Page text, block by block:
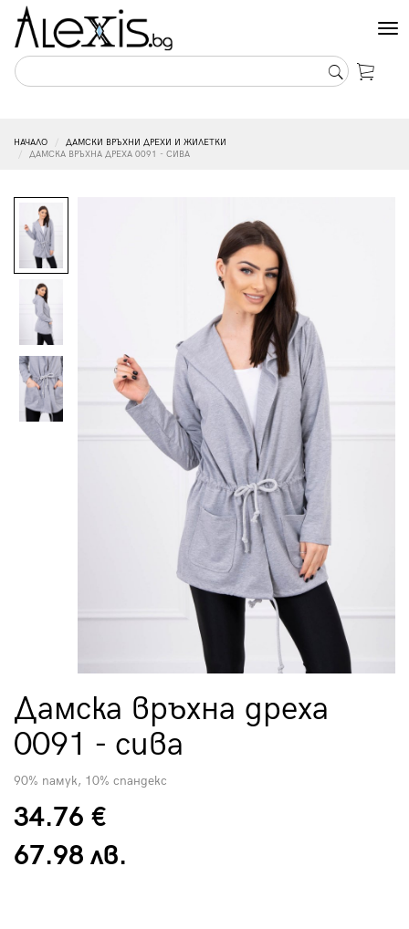
НАЧАЛО
ДАМСКИ ВРЪХНИ ДРЕХИ И ЖИЛЕТКИ
ДАМСКА ВРЪХНА ДРЕХА 0091 - СИВА
Дамска връхна дреха
0091 - сива
90% памук, 10% спандекс
34.76 €
67.98 лв.